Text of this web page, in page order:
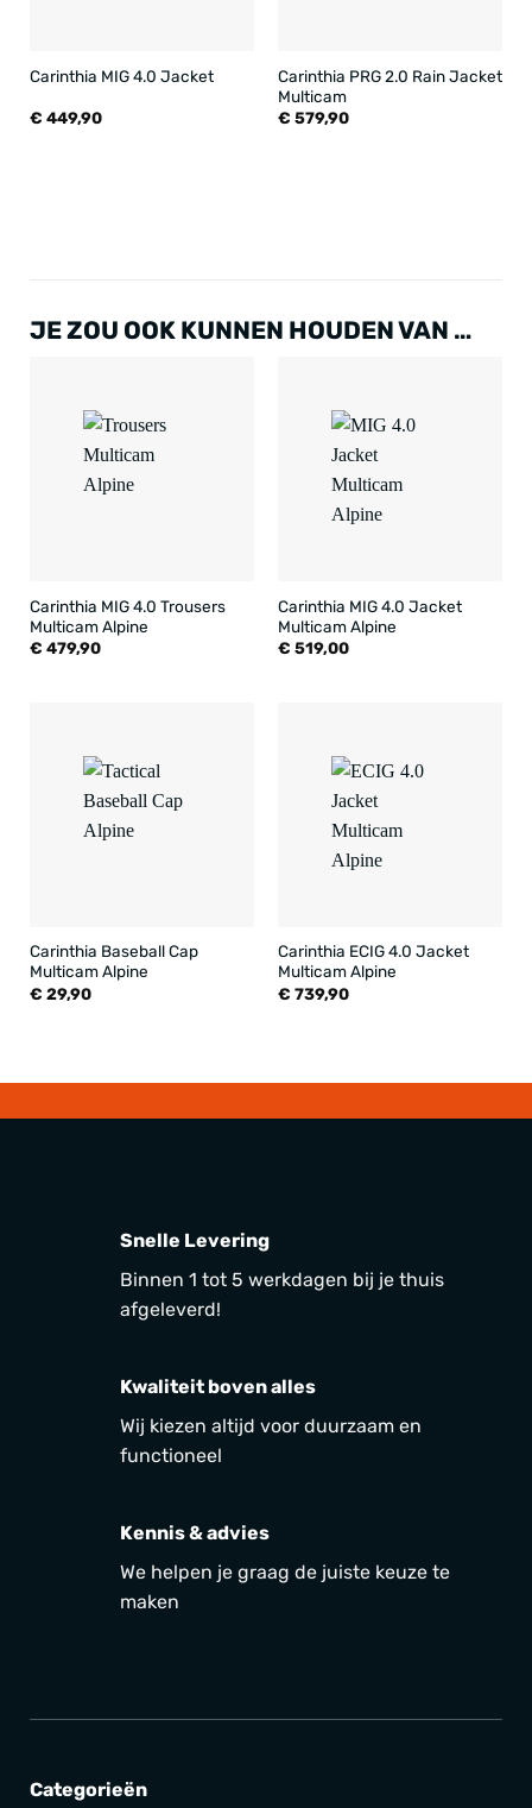
Carinthia MIG 4.0 Jacket
€ 449,90
Carinthia PRG 2.0 Rain Jacket
Multicam
€ 579,90
JE ZOU OOK KUNNEN HOUDEN VAN …
Carinthia MIG 4.0 Trousers
Multicam Alpine
€ 479,90
Carinthia MIG 4.0 Jacket
Multicam Alpine
€ 519,00
Carinthia Baseball Cap
Multicam Alpine
€ 29,90
Carinthia ECIG 4.0 Jacket
Multicam Alpine
€ 739,90
Snelle Levering
Binnen 1 tot 5 werkdagen bij je thuis
afgeleverd!
Kwaliteit boven alles
Wij kiezen altijd voor duurzaam en
functioneel
Kennis & advies
We helpen je graag de juiste keuze te
maken
Categorieën